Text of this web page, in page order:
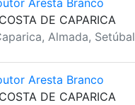
Aresta Branco
DE CAPARICA
Almada, Setúbal
Aresta Branco
DE CAPARICA